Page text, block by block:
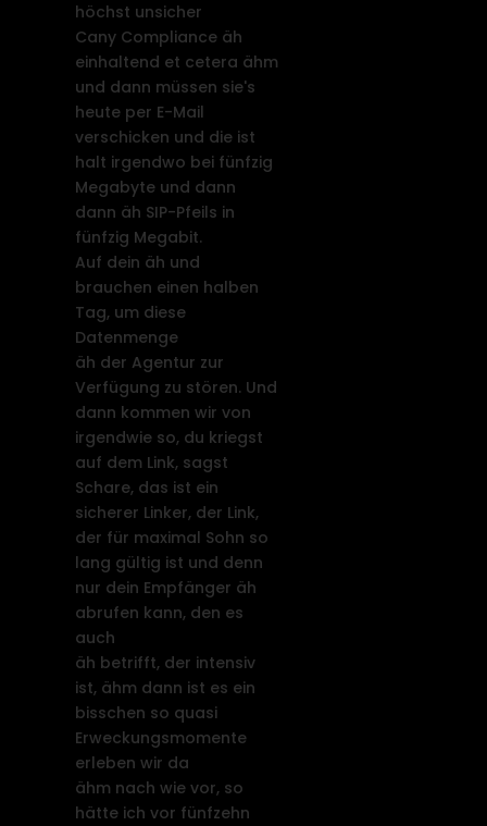
höchst unsicher
Cany Compliance äh
einhaltend et cetera ähm
und dann müssen sie's
heute per E-Mail
verschicken und die ist
halt irgendwo bei fünfzig
Megabyte und dann
dann äh SIP-Pfeils in
fünfzig Megabit.
Auf dein äh und
brauchen einen halben
Tag, um diese
Datenmenge
äh der Agentur zur
Verfügung zu stören. Und
dann kommen wir von
irgendwie so, du kriegst
auf dem Link, sagst
Schare, das ist ein
sicherer Linker, der Link,
der für maximal Sohn so
lang gültig ist und denn
nur dein Empfänger äh
abrufen kann, den es
auch
äh betrifft, der intensiv
ist, ähm dann ist es ein
bisschen so quasi
Erweckungsmomente
erleben wir da
ähm nach wie vor, so
hätte ich vor fünfzehn